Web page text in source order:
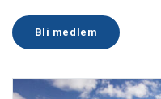
Bli medlem